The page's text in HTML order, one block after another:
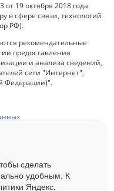
19 октября 2018 года
в сфере связи, технологий
РФ).
рекомендательные
предоставления
и анализа сведений,
сети "Интернет",
Федерации)".
доступна на сайте
сделать
удобным. К
Яндекс.